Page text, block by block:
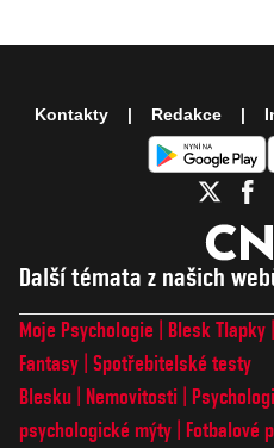
Další témata z našich
Moje Psychologie Blesk Tlapky
Fantasy Spotřebitelské testy
Blesku
Nemovitosti
psychologické mýty
Fotbalové
Kontakty Redakce